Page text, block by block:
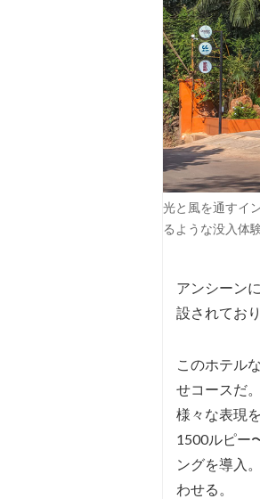
光と風を通すイ
るような没入体
アンシーン
設されてお
このホテル
せコースだ
様々な表現
1500ルピー
ングを導入
わせる。